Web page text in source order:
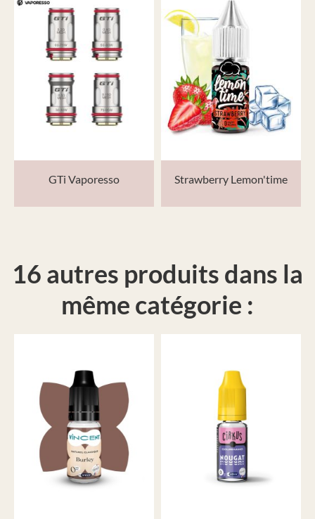
GTi Vaporesso Strawberry Lemon'time
16 autres produits dans la
même catégorie :